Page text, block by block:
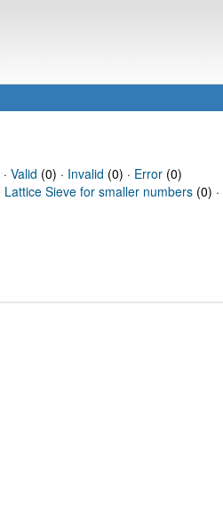
Valid (0) · Invalid (0) · Error(0)
Lattice Sieve for smaller numbers (0) ·